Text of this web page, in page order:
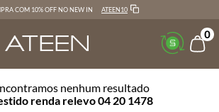
COM 10% OFF NO NEW IN ATEEN10
0
nenhum resultado
renda relevo 04 20 1478